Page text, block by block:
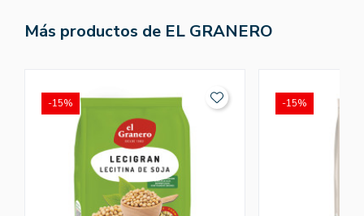
Más productos de EL GRANERO
-15% -15%